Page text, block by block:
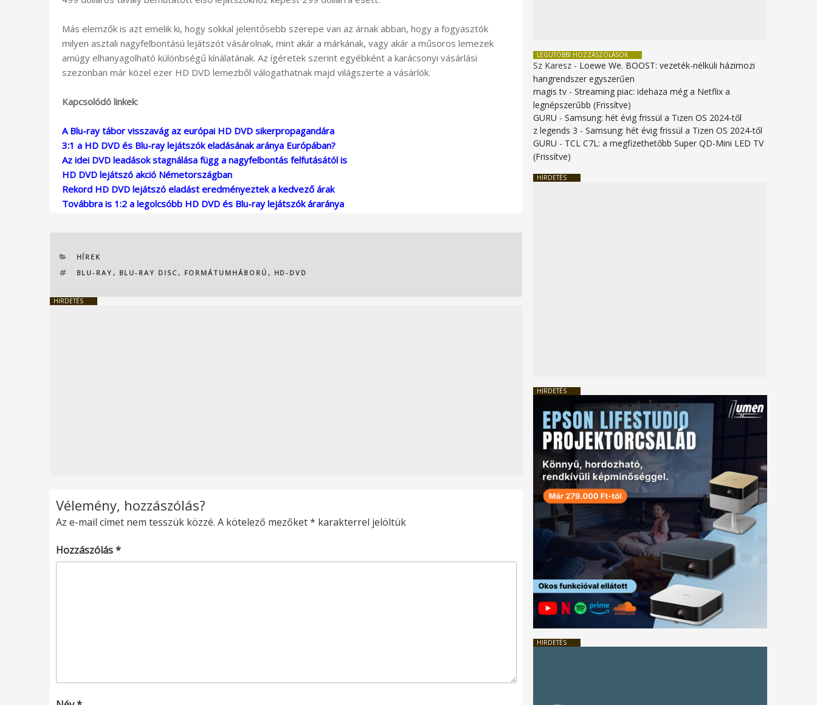
Más elemzők is azt emelik ki, hogy sokkal jelentősebb szerepe van az árnak abban, hogy a fogyasztók
milyen asztali nagyfelbontású lejátszót vásárolnak, mint akár a márkának, vagy akár a műsoros lemezek
amúgy elhanyagolható különbségű kínálatának. Az ígéretek szerint egyébként a karácsonyi vásárlási
szezonban már közel ezer HD DVD lemezből válogathatnak majd világszerte a vásárlók.
Kapcsolódó linkek:
A Blu-ray tábor visszavág az európai HD DVD sikerpropagandára
3:1 a HD DVD és Blu-ray lejátszók eladásának aránya Európában?
Az idei DVD leadások stagnálása függ a nagyfelbontás felfutásától is
HD DVD lejátszó akció Németországban
Rekord HD DVD lejátszó eladást eredményeztek a kedvező árak
Továbbra is 1:2 a legolcsóbb HD DVD és Blu-ray lejátszók áraránya
KATEGÓRIÁK
HÍREK
CÍMKÉK
BLU-RAY , BLU-RAY DISC , FORMÁTUMHÁBORÚ , HD-DVD
HIRDETÉS
Vélemény, hozzászólás?
Az e-mail címet nem tesszük közzé. A kötelező mezőket* karakterrel jelöltük
Hozzászólás*
LEGUTÓBBI HOZZÁSZÓLÁSOK
Sz Karesz - Loewe We. BOOST: vezeték-nélküli házimozi
hangrendszer egyszerűen
magis tv -Streaming piac: idehaza még a Netflix a
legnépszerűbb (Frissítve)
GURU -Samsung: hét évig frissül a Tizen OS 2024-től
z legends 3 -Samsung: hét évig frissül a Tizen OS 2024-től
GURU - TCL C7L: a megfizethetőbb Super QD-Mini LED TV
(Frissítve)
HIRDETÉS
HIRDETÉS
HIRDETÉS